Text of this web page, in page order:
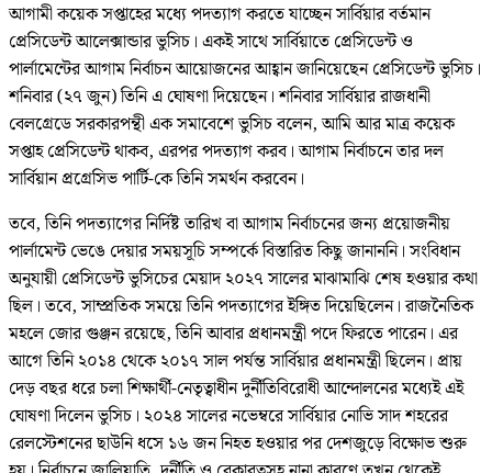
আগামী কয়েক সপ্তাহের মধ্যে পদত্যাগ করতে যাচ্ছেন সার্বিয়ার বর্তমান
প্রেসিডেন্ট আলেক্সান্ডার ভুসিচ। একই সাথে সার্বিয়াতে প্রেসিডেন্ট ও
পার্লামেন্টের আগাম নির্বাচন আয়োজনের আহ্বান জানিয়েছেন প্রেসিডেন্ট ভুসিচ।
শনিবার (২৭ জুন) তিনি এ ঘোষণা দিয়েছেন। শনিবার সার্বিয়ার রাজধানী
বেলগ্রেডে সরকারপন্থী এক সমাবেশে ভুসিচ বলেন, আমি আর মাত্র কয়েক
সপ্তাহ প্রেসিডেন্ট থাকব, এরপর পদত্যাগ করব। আগাম নির্বাচনে তার দল
সার্বিয়ান প্রগ্রেসিভ পার্টি-কে তিনি সমর্থন করবেন।
তবে, তিনি পদত্যাগের নির্দিষ্ট তারিখ বা আগাম নির্বাচনের জন্য প্রয়োজনীয়
পার্লামেন্ট ভেঙে দেয়ার সময়সূচি সম্পর্কে বিস্তারিত কিছু জানাননি। সংবিধান
অনুযায়ী প্রেসিডেন্ট ভুসিচের মেয়াদ ২০২৭ সালের মাঝামাঝি শেষ হওয়ার কথা
ছিল। তবে, সাম্প্রতিক সময়ে তিনি পদত্যাগের ইঙ্গিত দিয়েছিলেন। রাজনৈতিক
মহলে জোর গুঞ্জন রয়েছে, তিনি আবার প্রধানমন্ত্রী পদে ফিরতে পারেন। এর
আগে তিনি ২০১৪ থেকে ২০১৭ সাল পর্যন্ত সার্বিয়ার প্রধানমন্ত্রী ছিলেন। প্রায়
দেড় বছর ধরে চলা শিক্ষার্থী-নেতৃত্বাধীন দুর্নীতিবিরোধী আন্দোলনের মধ্যেই এই
ঘোষণা দিলেন ভুসিচ। ২০২৪ সালের নভেম্বরে সার্বিয়ার নোভি সাদ শহরের
রেলস্টেশনের ছাউনি ধসে ১৬ জন নিহত হওয়ার পর দেশজুড়ে বিক্ষোভ শুরু